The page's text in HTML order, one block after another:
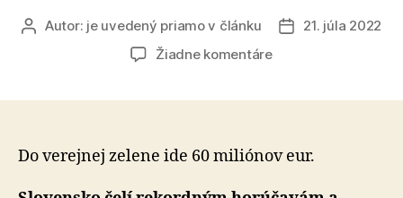
AutorAutor: je uvedený priamo v článku
Dátum
21. júla 2022
Žiadne komentárena
bojovať
tropickými
Do verejnej zelene ide 60 miliónov eur.